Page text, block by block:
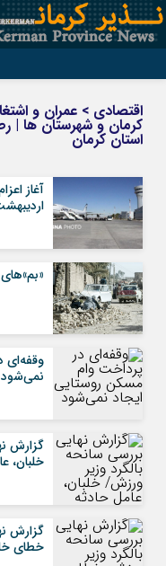
روبیکا
مرا به خاطر بسپار
اقتصادی > عمران و
کرمان و شهرستان ها |
استان کرمان
وقفه‌ای
نمی‌شود
گزارش
خلبان،
گزارش
خطای